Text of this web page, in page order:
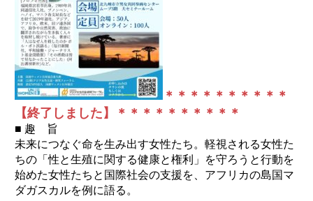
＊＊＊＊＊＊＊＊＊＊
【終了しました】＊＊＊＊＊＊＊＊＊＊
■ 趣 旨
未来につなぐ命を生み出す女性たち。軽視される女性た
ちの「性と生殖に関する健康と権利」を守ろうと行動を
始めた女性たちと国際社会の支援を、アフリカの島国マ
ダガスカルを例に語る。